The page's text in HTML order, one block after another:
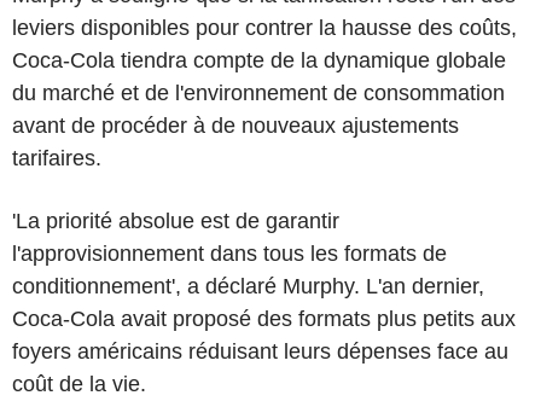
leviers disponibles pour contrer la hausse des coûts,
Coca-Cola tiendra compte de la dynamique globale
du marché et de l'environnement de consommation
avant de procéder à de nouveaux ajustements
tarifaires.
'La priorité absolue est de garantir
l'approvisionnement dans tous les formats de
conditionnement', a déclaré Murphy. L'an dernier,
Coca-Cola avait proposé des formats plus petits aux
foyers américains réduisant leurs dépenses face au
coût de la vie.